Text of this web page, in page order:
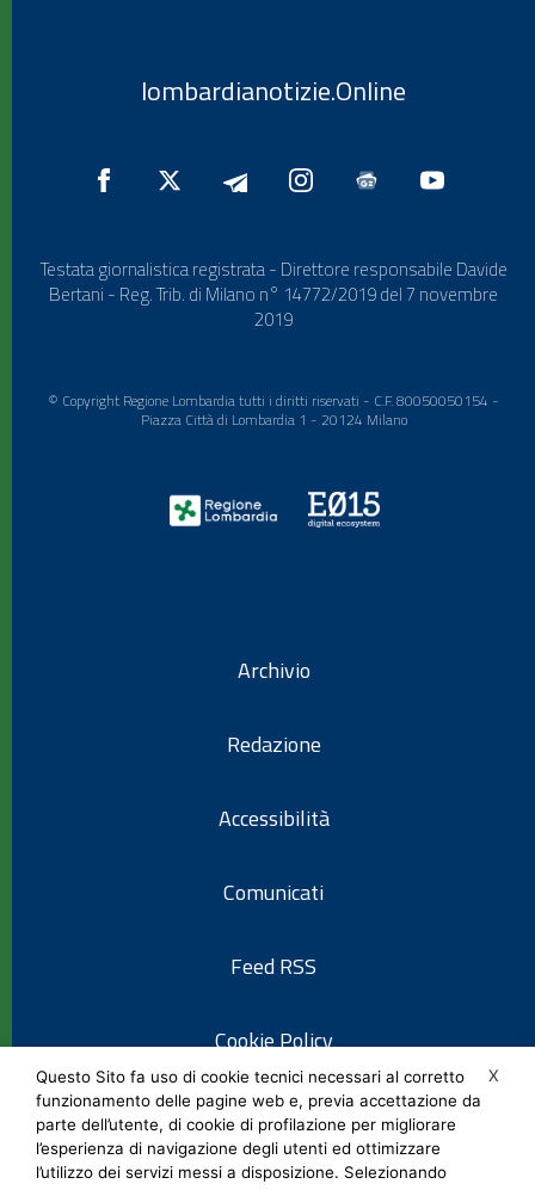
lombardianotizie.Online
Testata giornalistica registrata - Direttore responsabile Davide
Bertani - Reg. Trib. di Milano n° 14772/2019 del 7 novembre
2019
© Copyright Regione Lombardia tutti i diritti riservati - C.F. 80050050154 -
Piazza Città di Lombardia 1 - 20124 Milano
Archivio
Redazione
Accessibilità
Comunicati
Feed RSS
Cookie Policy
Informativa privacy
X
Questo Sito fa uso di cookie tecnici necessari al corretto
funzionamento delle pagine web e, previa accettazione da
parte dell’utente, di cookie di profilazione per migliorare
l’esperienza di navigazione degli utenti ed ottimizzare
l’utilizzo dei servizi messi a disposizione. Selezionando